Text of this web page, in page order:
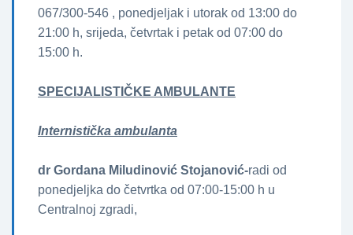
067/300-546 , ponedjeljak i utorak od 13:00 do
21:00 h, srijeda, četvrtak i petak od 07:00 do
15:00 h.
SPECIJALISTIČKE AMBULANTE
Internistička ambulanta
dr Gordana Miludinović Stojanović-radi od
ponedjeljka do četvrtka od 07:00-15:00 h u
Centralnoj zgradi,